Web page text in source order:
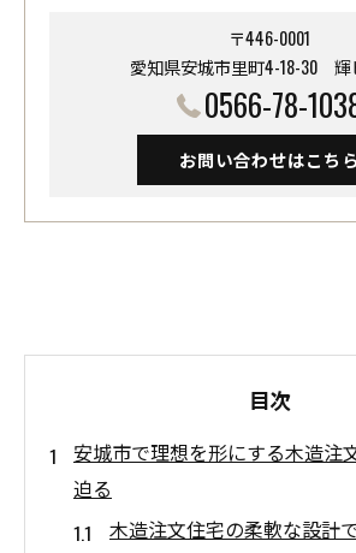
〒446-0001
愛知県安城市里町4-18-30 ​​​​​​​輝
0566-78-
お問い合わせはこちら
目次
安城市で理想を形にする木造注
迫る
木造注文住宅の柔軟な設計